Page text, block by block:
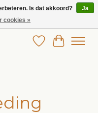
kinderkleding!
Verlanglijst
Is dat akkoord?
Ja
cookies »